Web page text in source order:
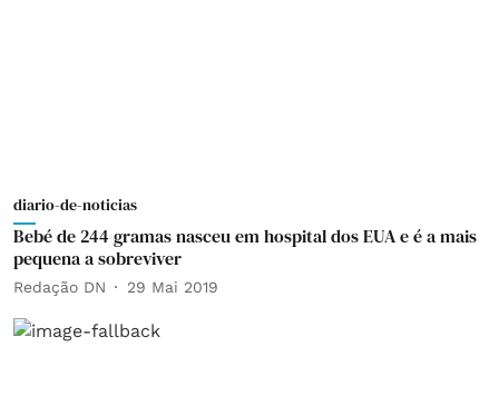
diario-de-noticias
Bebé de 244 gramas nasceu em hospital dos EUA e é a mais
pequena a sobreviver
Redação DN 29 Mai 2019